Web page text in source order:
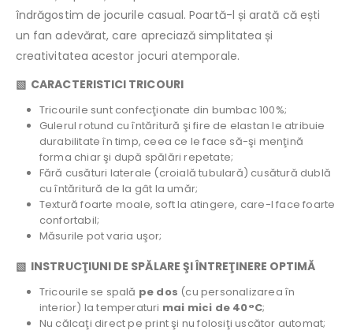
îndrăgostim de jocurile casual. Poartă-l și arată că ești
un fan adevărat, care apreciază simplitatea și
creativitatea acestor jocuri atemporale.
▧ CARACTERISTICI TRICOURI
Tricourile sunt confecţionate din bumbac 100%;
Gulerul rotund cu întăritură şi fire de elastan le atribuie
durabilitate în timp, ceea ce le face să-şi menţină
forma chiar şi după spălări repetate;
Fără cusături laterale (croială tubulară) cusătură dublă
cu întăritură de la gât la umăr;
Textură foarte moale, soft la atingere, care-l face foarte
confortabil;
Măsurile pot varia uşor;
▧ INSTRUCŢIUNI DE SPĂLARE ŞI ÎNTREŢINERE OPTIMĂ
Tricourile se spală pe dos (cu personalizarea în
interior) la temperaturi mai mici de 40°C;
Nu călcaţi direct pe print şi nu folosiţi uscător automat;